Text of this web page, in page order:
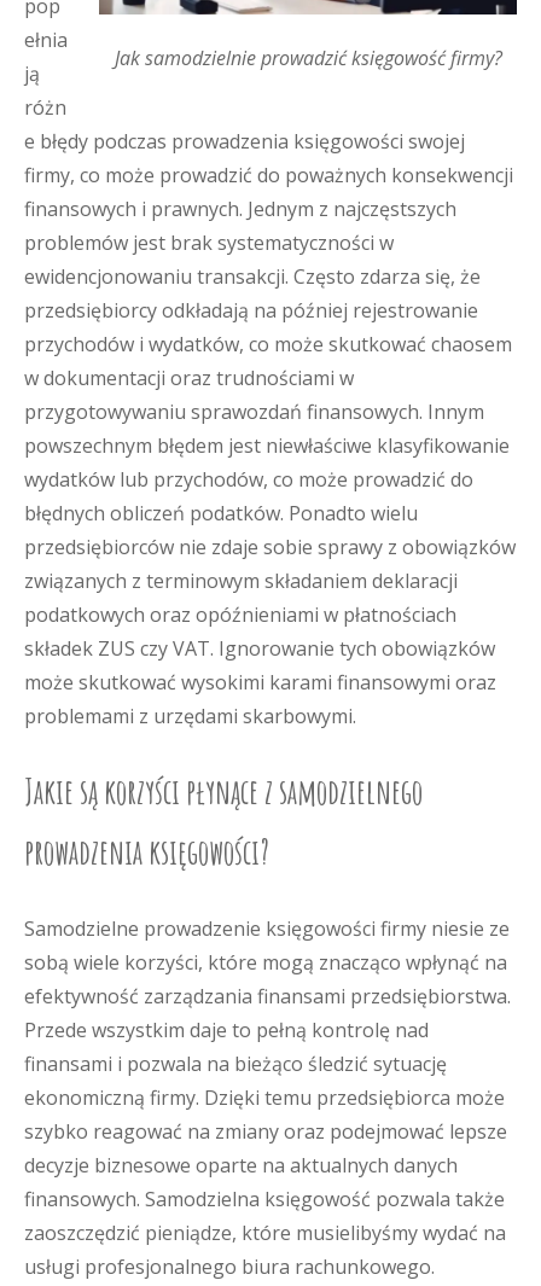
Jak samodzielnie prowadzić księgowość firmy?
pop
ełnia
ją
różn
e błędy podczas prowadzenia księgowości swojej
firmy, co może prowadzić do poważnych konsekwencji
finansowych i prawnych. Jednym z najczęstszych
problemów jest brak systematyczności w
ewidencjonowaniu transakcji. Często zdarza się, że
przedsiębiorcy odkładają na później rejestrowanie
przychodów i wydatków, co może skutkować chaosem
w dokumentacji oraz trudnościami w
przygotowywaniu sprawozdań finansowych. Innym
powszechnym błędem jest niewłaściwe klasyfikowanie
wydatków lub przychodów, co może prowadzić do
błędnych obliczeń podatków. Ponadto wielu
przedsiębiorców nie zdaje sobie sprawy z obowiązków
związanych z terminowym składaniem deklaracji
podatkowych oraz opóźnieniami w płatnościach
składek ZUS czy VAT. Ignorowanie tych obowiązków
może skutkować wysokimi karami finansowymi oraz
problemami z urzędami skarbowymi.
Jakie są korzyści płynące z samodzielnego
prowadzenia księgowości?
Samodzielne prowadzenie księgowości firmy niesie ze
sobą wiele korzyści, które mogą znacząco wpłynąć na
efektywność zarządzania finansami przedsiębiorstwa.
Przede wszystkim daje to pełną kontrolę nad
finansami i pozwala na bieżąco śledzić sytuację
ekonomiczną firmy. Dzięki temu przedsiębiorca może
szybko reagować na zmiany oraz podejmować lepsze
decyzje biznesowe oparte na aktualnych danych
finansowych. Samodzielna księgowość pozwala także
zaoszczędzić pieniądze, które musielibyśmy wydać na
usługi profesjonalnego biura rachunkowego.